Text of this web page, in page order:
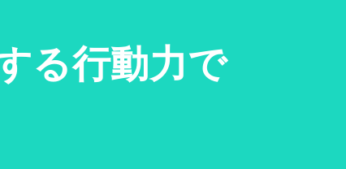
る行動力で